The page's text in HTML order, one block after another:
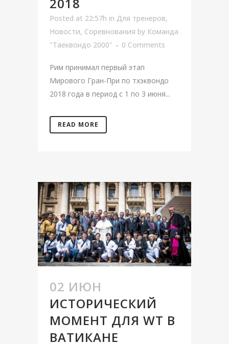
Posted at 22:57h in Для тренеров,
Новости, Соревнования by Команда
"Таеквондо 2000"
0 Comments
Рим принимал первый этап
Мирового Гран-При по тхэквондо
2018 года в период с 1 по 3 июня...
READ MORE
02 ИЮН
ИСТОРИЧЕСКИЙ
МОМЕНТ ДЛЯ WT В
ВАТИКАНЕ